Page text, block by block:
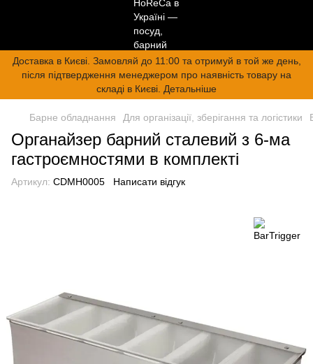
Доставка в Києві. Замовляй до 11:00 та отримуй в той же день,
після підтвердження менеджером про наявність товару на
складі в Києві. Детальніше
Барне обладнання Для організації, зберігання та логістики
Органайзер барний сталевий з 6-ма
гастроємностями в комплекті
Артикул: CDMH0005 Написати відгук